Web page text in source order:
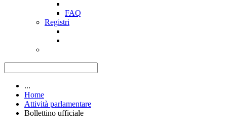
FAQ
Registri
...
Home
Attività parlamentare
Bollettino ufficiale